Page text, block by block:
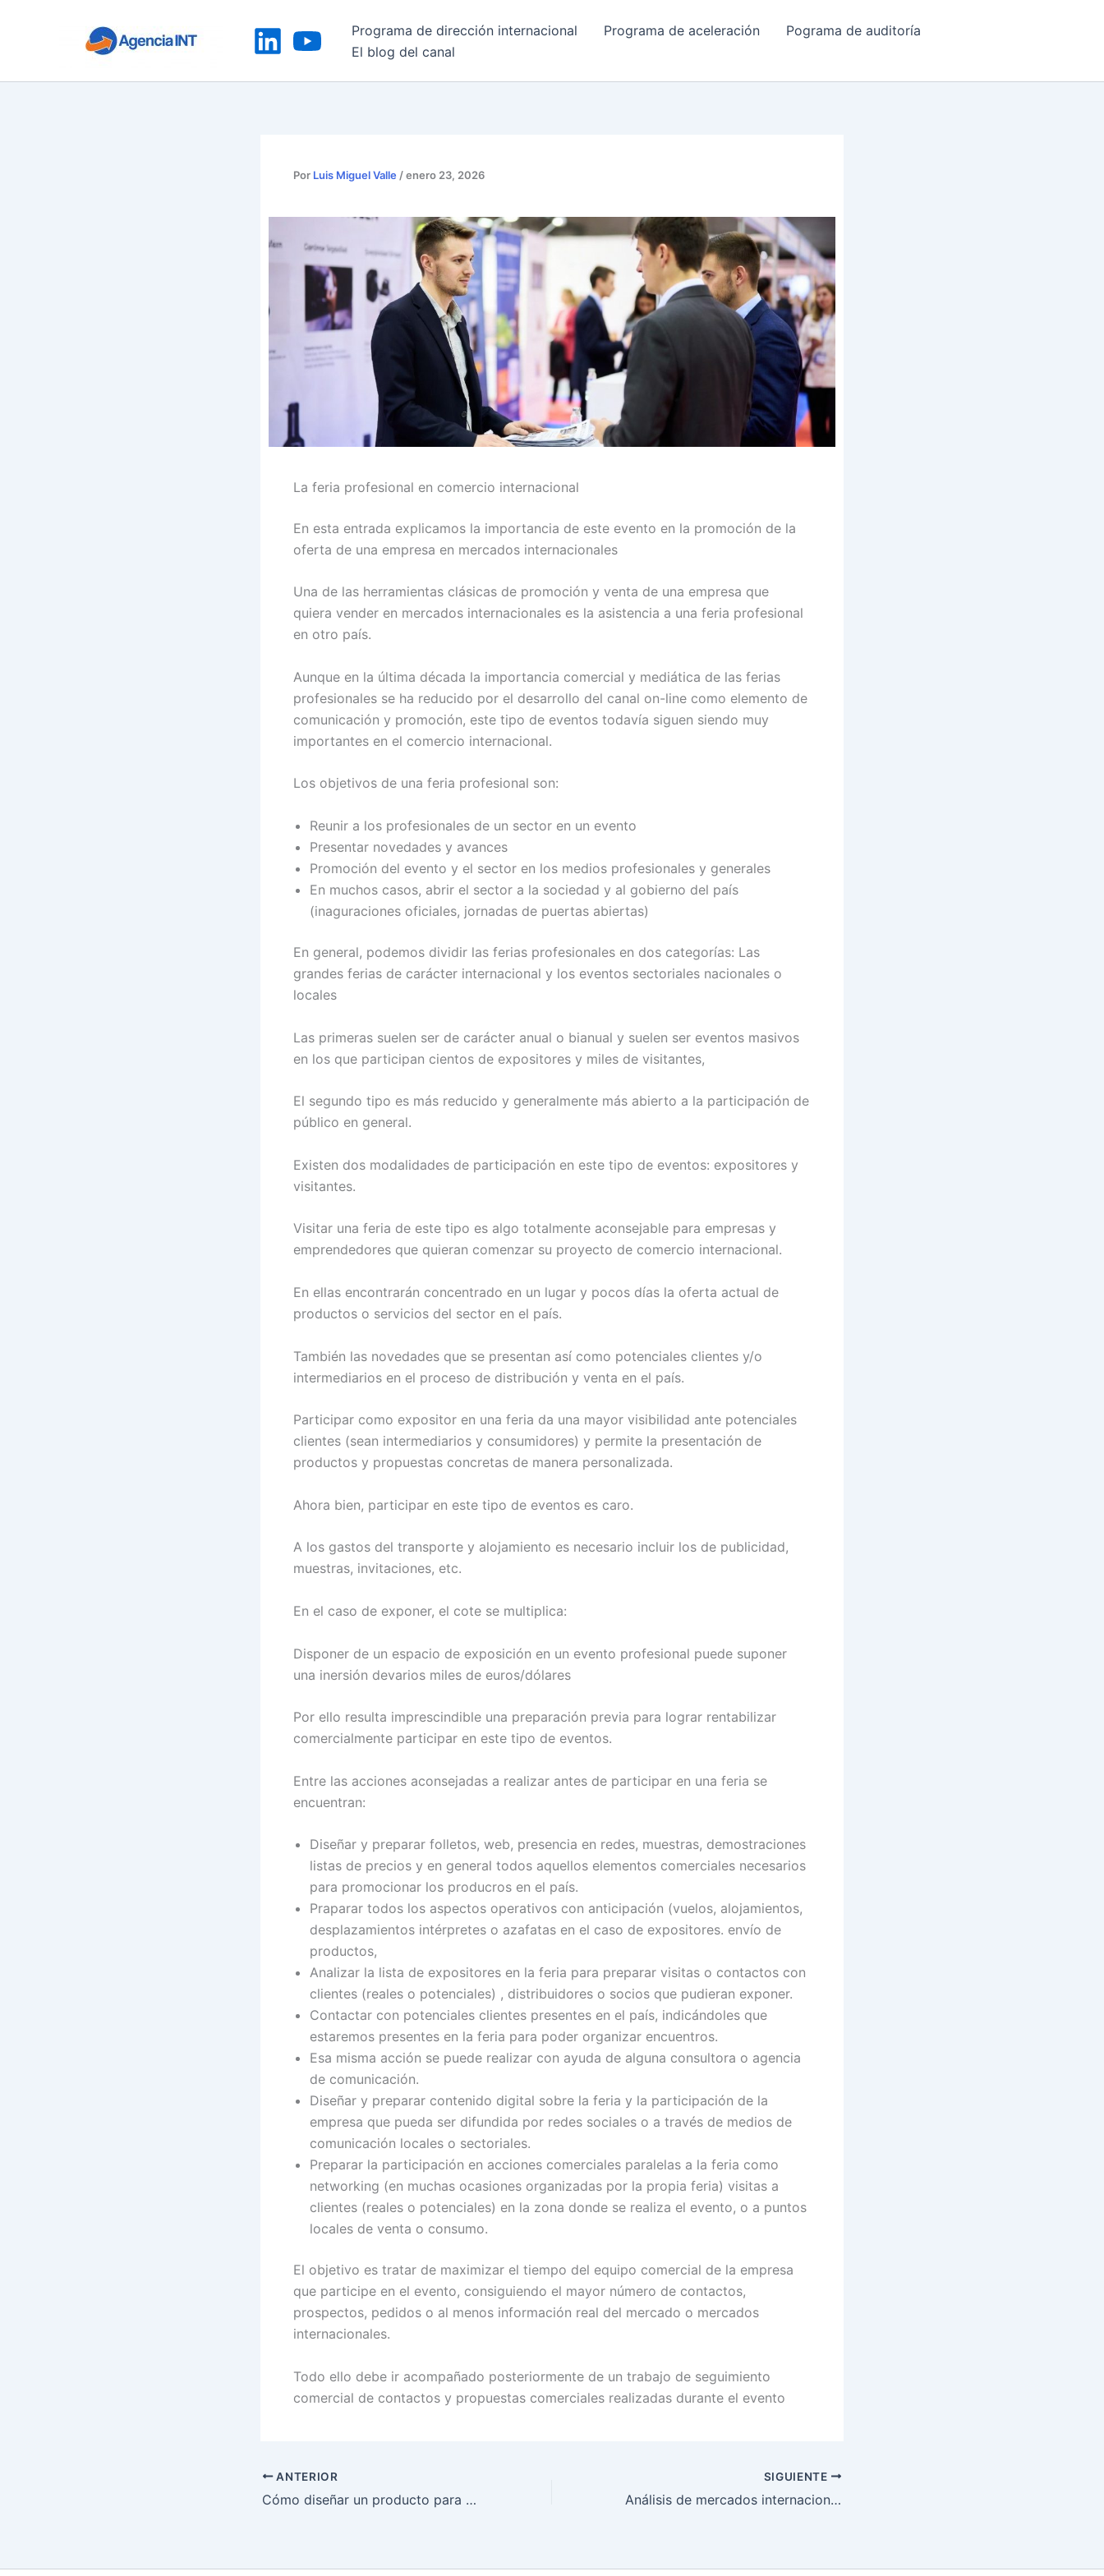
Programa de dirección internacional Programa de aceleración
Pograma de auditoría
El blog del canal
Por Luis Miguel Valle /enero 23, 2026
La feria profesional en comercio internacional
En esta entrada explicamos la importancia de este evento en la promoción de la
oferta de una empresa en mercados internacionales
Una de las herramientas clásicas de promoción y venta de una empresa que
quiera vender en mercados internacionales es la asistencia a una feria profesional
en otro país.
Aunque en la última década la importancia comercial y mediática de las ferias
profesionales se ha reducido por el desarrollo del canal on-line como elemento de
comunicación y promoción, este tipo de eventos todavía siguen siendo muy
importantes en el comercio internacional.
Los objetivos de una feria profesional son:
Reunir a los profesionales de un sector en un evento
Presentar novedades y avances
Promoción del evento y el sector en los medios profesionales y generales
En muchos casos, abrir el sector a la sociedad y al gobierno del país
(inaguraciones oficiales, jornadas de puertas abiertas)
En general, podemos dividir las ferias profesionales en dos categorías: Las
grandes ferias de carácter internacional y los eventos sectoriales nacionales o
locales
Las primeras suelen ser de carácter anual o bianual y suelen ser eventos masivos
en los que participan cientos de expositores y miles de visitantes,
El segundo tipo es más reducido y generalmente más abierto a la participación de
público en general.
Existen dos modalidades de participación en este tipo de eventos: expositores y
visitantes.
Visitar una feria de este tipo es algo totalmente aconsejable para empresas y
emprendedores que quieran comenzar su proyecto de comercio internacional.
En ellas encontrarán concentrado en un lugar y pocos días la oferta actual de
productos o servicios del sector en el país.
También las novedades que se presentan así como potenciales clientes y/o
intermediarios en el proceso de distribución y venta en el país.
Participar como expositor en una feria da una mayor visibilidad ante potenciales
clientes (sean intermediarios y consumidores) y permite la presentación de
productos y propuestas concretas de manera personalizada.
Ahora bien, participar en este tipo de eventos es caro.
A los gastos del transporte y alojamiento es necesario incluir los de publicidad,
muestras, invitaciones, etc.
En el caso de exponer, el cote se multiplica:
Disponer de un espacio de exposición en un evento profesional puede suponer
una inersión devarios miles de euros/dólares
Por ello resulta imprescindible una preparación previa para lograr rentabilizar
comercialmente participar en este tipo de eventos.
Entre las acciones aconsejadas a realizar antes de participar en una feria se
encuentran:
Diseñar y preparar folletos, web, presencia en redes, muestras, demostraciones
listas de precios y en general todos aquellos elementos comerciales necesarios
para promocionar los producros en el país.
Praparar todos los aspectos operativos con anticipación (vuelos, alojamientos,
desplazamientos intérpretes o azafatas en el caso de expositores. envío de
productos,
Analizar la lista de expositores en la feria para preparar visitas o contactos con
clientes (reales o potenciales) , distribuidores o socios que pudieran exponer.
Contactar con potenciales clientes presentes en el país, indicándoles que
estaremos presentes en la feria para poder organizar encuentros.
Esa misma acción se puede realizar con ayuda de alguna consultora o agencia
de comunicación.
Diseñar y preparar contenido digital sobre la feria y la participación de la
empresa que pueda ser difundida por redes sociales o a través de medios de
comunicación locales o sectoriales.
Preparar la participación en acciones comerciales paralelas a la feria como
networking (en muchas ocasiones organizadas por la propia feria) visitas a
clientes (reales o potenciales) en la zona donde se realiza el evento, o a puntos
locales de venta o consumo.
El objetivo es tratar de maximizar el tiempo del equipo comercial de la empresa
que participe en el evento, consiguiendo el mayor número de contactos,
prospectos, pedidos o al menos información real del mercado o mercados
internacionales.
Todo ello debe ir acompañado posteriormente de un trabajo de seguimiento
comercial de contactos y propuestas comerciales realizadas durante el evento
ANTERIOR
Cómo diseñar un producto para exportación
SIGUIENTE
Análisis de mercados internacionales: Nueva Zelanda